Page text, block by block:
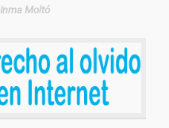
Inma Moltó